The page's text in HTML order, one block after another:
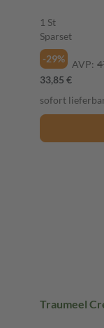
1 St
Sparset
-29%
AVP:
33,85 €
sofort
Traumeel